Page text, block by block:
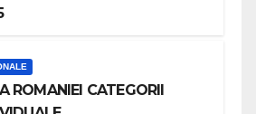
ROMANIEI CATEGORII